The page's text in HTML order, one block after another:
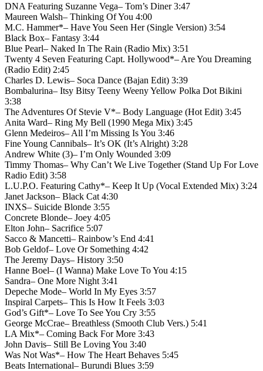
DNA Featuring Suzanne Vega– Tom’s Diner 3:47
Maureen Walsh– Thinking Of You 4:00
M.C. Hammer*– Have You Seen Her (Single Version) 3:54
Black Box– Fantasy 3:44
Blue Pearl– Naked In The Rain (Radio Mix) 3:51
Twenty 4 Seven Featuring Capt. Hollywood*– Are You Dreaming
(Radio Edit) 2:45
Charles D. Lewis– Soca Dance (Bajan Edit) 3:39
Bombalurina– Itsy Bitsy Teeny Weeny Yellow Polka Dot Bikini
3:38
The Adventures Of Stevie V*– Body Language (Hot Edit) 3:45
Anita Ward– Ring My Bell (1990 Mega Mix) 3:45
Glenn Medeiros– All I’m Missing Is You 3:46
Fine Young Cannibals– It’s OK (It’s Alright) 3:28
Andrew White (3)– I’m Only Wounded 3:09
Timmy Thomas– Why Can’t We Live Together (Stand Up For Love
Radio Edit) 3:58
L.U.P.O. Featuring Cathy*– Keep It Up (Vocal Extended Mix) 3:24
Janet Jackson– Black Cat 4:30
INXS– Suicide Blonde 3:55
Concrete Blonde– Joey 4:05
Elton John– Sacrifice 5:07
Sacco & Mancetti– Rainbow’s End 4:41
Bob Geldof– Love Or Something 4:42
The Jeremy Days– History 3:50
Hanne Boel– (I Wanna) Make Love To You 4:15
Sandra– One More Night 3:41
Depeche Mode– World In My Eyes 3:57
Inspiral Carpets– This Is How It Feels 3:03
God’s Gift*– Love To See You Cry 3:55
George McCrae– Breathless (Smooth Club Vers.) 5:41
LA Mix*– Coming Back For More 3:43
John Davis– Still Be Loving You 3:40
Was Not Was*– How The Heart Behaves 5:45
Beats International– Burundi Blues 3:59